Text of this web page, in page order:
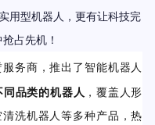
型机器人，更有让科技完
占先机！
务商，推出了智能机器人
品类的机器人 ，覆盖人形
洗机器人等多种产品，热